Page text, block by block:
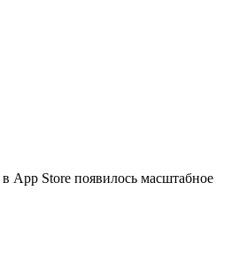
App Store появилось масштабное